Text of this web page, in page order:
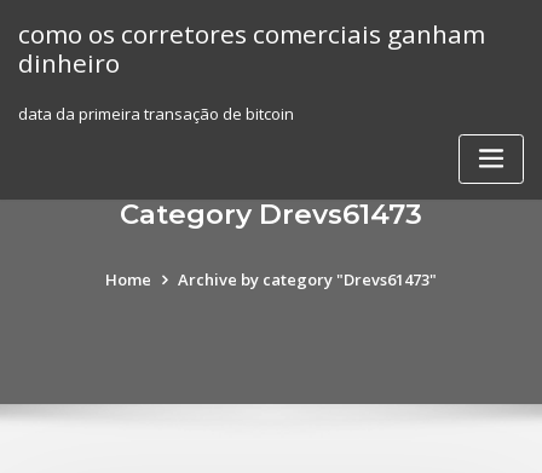
content
como os corretores comerciais ganham
dinheiro
data da primeira transação de bitcoin
Category Drevs61473
Home Archive by category "Drevs61473"